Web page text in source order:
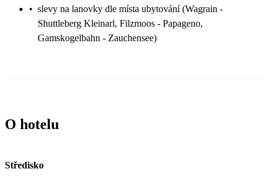
• slevy na lanovky dle místa ubytování (Wagrain -
Shuttleberg Kleinarl, Filzmoos - Papageno,
Gamskogelbahn - Zauchensee)
O hotelu
Středisko